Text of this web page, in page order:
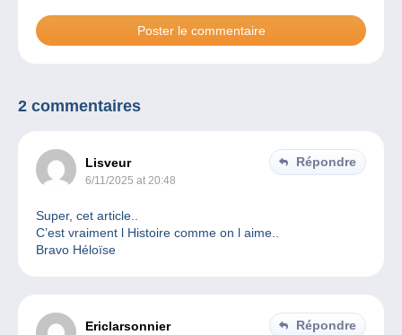
2 commentaires
Lisveur
6/11/2025 at 20:48
Répondre
Super, cet article..
C’est vraiment l Histoire comme on l aime..
Bravo Héloïse
Ericlarsonnier Répondre